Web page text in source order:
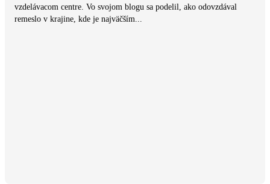
vzdelávacom centre. Vo svojom blogu sa podelil, ako odovzdával
remeslo v krajine, kde je najväčším...